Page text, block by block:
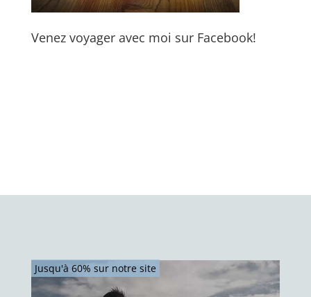
Venez voyager avec moi sur Facebook!
Jusqu'à 60% sur notre site